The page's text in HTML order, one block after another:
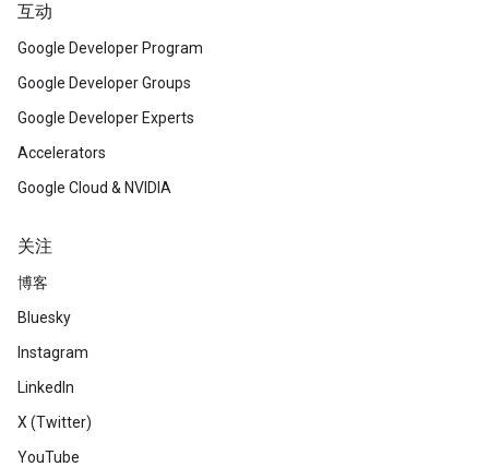
互动
Google Developer Program
Google Developer Groups
Google Developer Experts
Accelerators
Google Cloud & NVIDIA
关注
博客
Bluesky
Instagram
LinkedIn
X (Twitter)
YouTube